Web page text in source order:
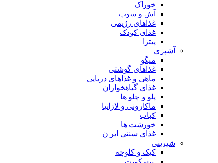
خوراک
آش و سوپ
غذاهای رژیمی
غذای کودک
پیتزا
آشپزی
میگو
غذاهای گوشتی
ماهی و غذاهای دریایی
غذای گیاهخواران
پلو و چلو ها
ماکارونی و لازانیا
کباب
خورشت ها
غذای سنتی ایران
شیرینی
کیک و کلوچه
.بیسکویت